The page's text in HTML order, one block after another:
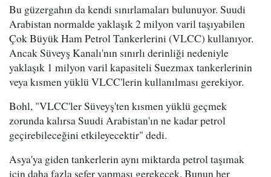
Bu güzergahın da kendi sınırlamaları bulunuyor. Suudi
Arabistan normalde yaklaşık 2 milyon varil taşıyabilen
Çok Büyük Ham Petrol Tankerlerini (VLCC) kullanıyor.
Ancak Süveyş Kanalı'nın sınırlı derinliği nedeniyle
yaklaşık 1 milyon varil kapasiteli Suezmax tankerlerinin
veya kısmen yüklü VLCC'lerin kullanılması gerekiyor.
Bohl, "VLCC'ler Süveyş'ten kısmen yüklü geçmek
zorunda kalırsa Suudi Arabistan'ın ne kadar petrol
geçirebileceğini etkileyecektir" dedi.
Asya'ya giden tankerlerin aynı miktarda petrol taşımak
için daha fazla sefer yapması gerekecek. Bunun her